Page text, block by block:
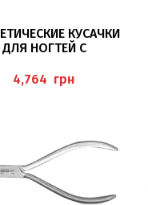
В КОРЗИНУКУСАЧКИ
ДЛЯ НОГТЕЙ С
BAEHR
грн